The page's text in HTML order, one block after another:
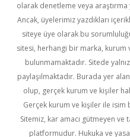
olarak denetleme veya
Ancak, üyelerimiz yazdıkları
siteye üye olarak bu
sitesi, herhangi bir marka, kurum
bulunmamaktadır. Sitede
paylaşılmaktadır. Burada yer
olup, gerçek kurum ve kişiler
Gerçek kurum ve kişiler ile
Sitemiz, kar amacı gütmeyen
platformudur. Hukuka ve